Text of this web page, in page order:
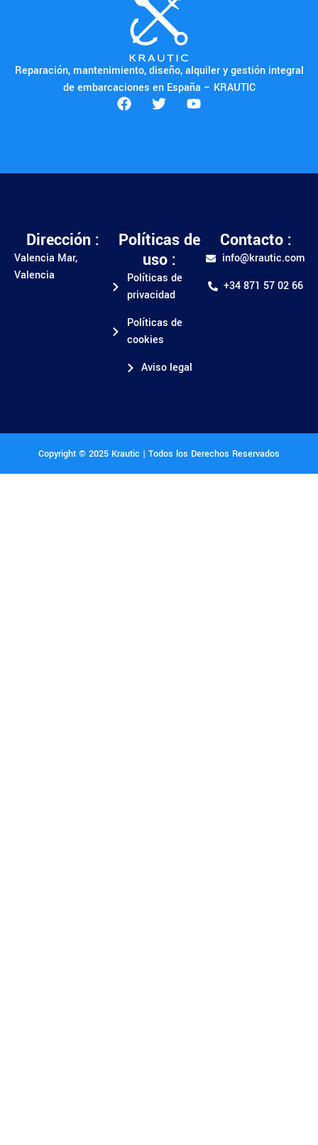
Reparación, mantenimiento, diseño, alquiler y gestión integral
de embarcaciones en España – KRAUTIC
Dirección :
Valencia Mar,
Valencia
Políticas de
uso :
Políticas de
privacidad
Políticas de
cookies
Aviso legal
Contacto :
info@krautic.com
+34 871 57 02 66
Copyright © 2025 Krautic | Todos los Derechos Reservados